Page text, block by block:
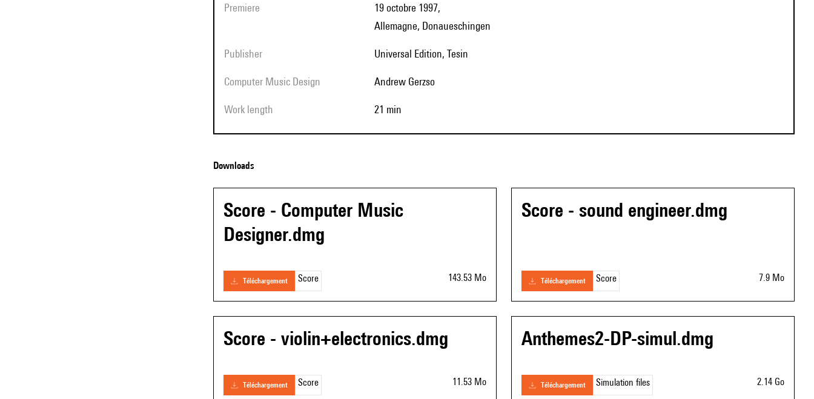
Premiere
19 octobre 1997,
Allemagne, Donaueschingen
Publisher Universal Edition, Tesin
Computer Music Design Andrew Gerzso
Work length 21 min
Downloads
Score - Computer Music
Designer.dmg
téléchargement Score 143.53 Mo
Score - sound engineer.dmg
téléchargement Score 7.9 Mo
Score - violin+electronics.dmg
téléchargement Score 11.53 Mo
Anthemes2-DP-simul.dmg
téléchargement Simulation files 2.14 Go